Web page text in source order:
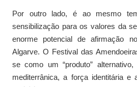
Por outro lado, é ao mesmo
sensibilização para os valores da
enorme potencial de afirmação
Algarve. O Festival das
se como um “produto”
mediterrânica, a força identitária e